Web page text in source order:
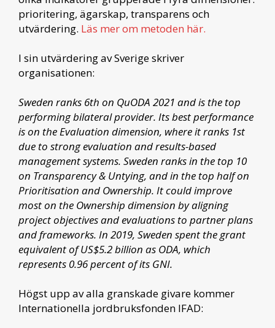
prioritering, ägarskap, transparens och
utvärdering. Läs mer om metoden här.
I sin utvärdering av Sverige skriver
organisationen:
Sweden ranks 6th on QuODA 2021 and is the top
performing bilateral provider. Its best performance
is on the Evaluation dimension, where it ranks 1st
due to strong evaluation and results-based
management systems. Sweden ranks in the top 10
on Transparency & Untying, and in the top half on
Prioritisation and Ownership. It could improve
most on the Ownership dimension by aligning
project objectives and evaluations to partner plans
and frameworks. In 2019, Sweden spent the grant
equivalent of US$5.2 billion as ODA, which
represents 0.96 percent of its GNI.
Högst upp av alla granskade givare kommer
Internationella jordbruksfonden IFAD: